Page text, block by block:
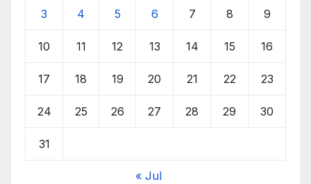
3 4 5 6 7 8 9
10 11 12 13 14 15 16
17 18 19 20 21 22 23
24 25 26 27 28 29 30
31
« Jul